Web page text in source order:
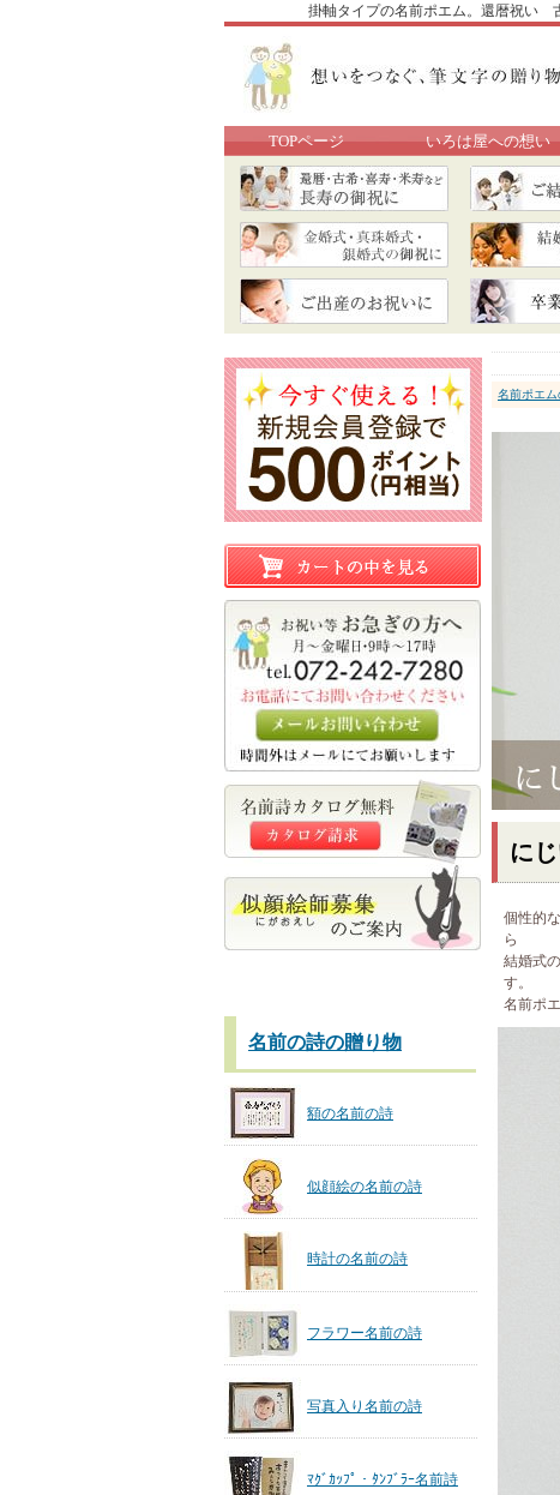
掛軸タイプの名前ポエム。還暦祝い
TOPページ いろは屋への想い
名前の詩の贈り物
額の名前の詩
似顔絵の名前の詩
時計の名前の詩
フラワー名前の詩
写真入り名前の詩
ﾏｸﾞｶｯﾌﾟ・ﾀﾝﾌﾞﾗｰ名前詩
名前ポエ
に
個性的
ら
結婚式
す。
名前ポ